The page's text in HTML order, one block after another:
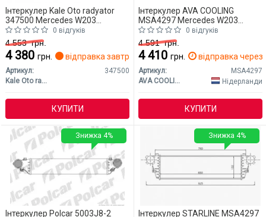
Інтеркулер Kale Oto radyator
347500 Mercedes W203
(CLASS-C)
0 відгуків
4 553грн.
4 380 грн. відправка завтра
Артикул:
347500
Kale Oto radyator
КУПИТИ
Інтеркулер AVA COOLING
MSA4297 Mercedes W203
(CLASS-C)
0 відгуків
4 591грн.
4 410 грн. відправка через
Артикул:
MSA4297
AVA COOLING
Нідерланди
КУПИТИ
Інтеркулер Polcar 5003J8-2
Знижка 4%
Інтеркулер STARLINE MSA4297
Знижка 4%